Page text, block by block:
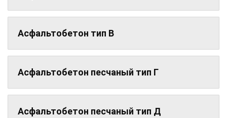
Асфальтобетон тип В
Асфальтобетон песчаный тип Г
Асфальтобетон песчаный тип Д